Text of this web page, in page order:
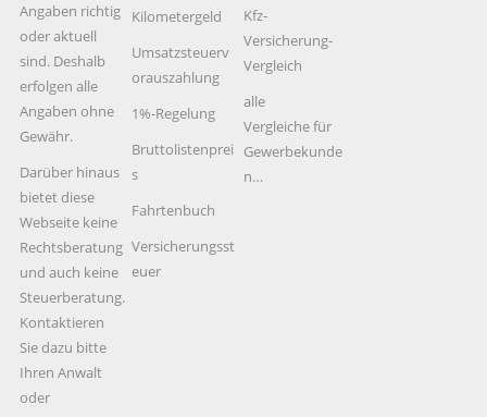
Angaben richtig
oder aktuell
sind. Deshalb
erfolgen alle
Angaben ohne
Gewähr.
Darüber hinaus
bietet diese
Webseite keine
Rechtsberatung
und auch keine
Steuerberatung.
Kontaktieren
Sie dazu bitte
Ihren Anwalt
oder
Kilometergeld
Umsatzsteuerv
orauszahlung
1%-Regelung
Bruttolistenprei
s
Fahrtenbuch
Versicherungsst
euer
Kfz-
Versicherung-
Vergleich
alle
Vergleiche für
Gewerbekunde
n…